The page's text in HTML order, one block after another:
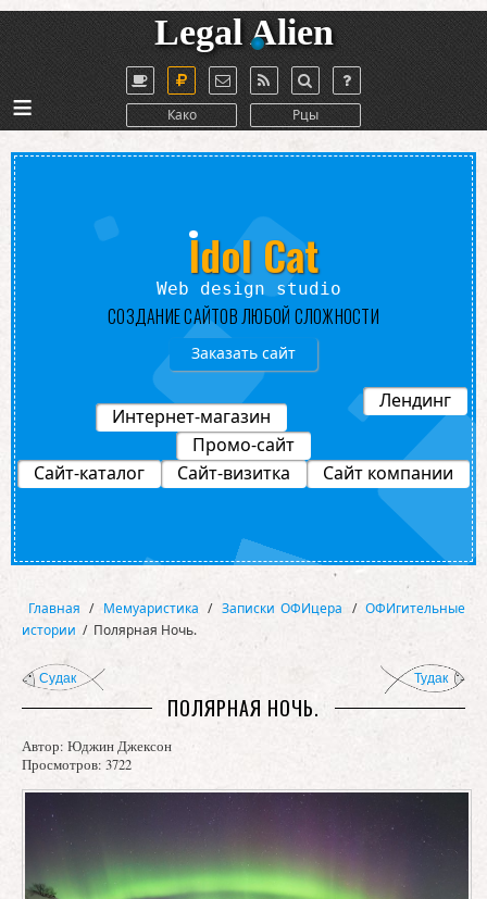
Legal Alien
Како Рцы
≡
Лендинг
Промо-сайт
Интернет-магазин
Idol Cat
io
СОЗДАНИЕ САЙТОВ ЛЮБОЙ СЛОЖНОСТИ
Заказать сайт
Сайт-каталог Сайт-визитка Сайт компании
Главная / Мемуаристика / Записки ОФИцера / ОФИгительные
истории / Полярная Ночь.
Судак Тудак
ПОЛЯРНАЯ НОЧЬ.
Автор: Юджин Джексон
Просмотров: 3722